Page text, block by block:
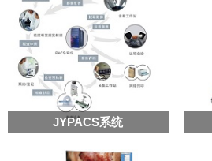
JYPACS系统